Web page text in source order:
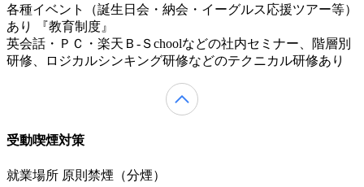
各種イベント（誕生日会・納会・イーグルス応援ツアー等）
あり 『教育制度』
英会話・ＰＣ・楽天Ｂ-Ｓchoolなどの社内セミナー、階層別
研修、ロジカルシンキング研修などのテクニカル研修あり
受動喫煙対策
就業場所 原則禁煙（分煙）